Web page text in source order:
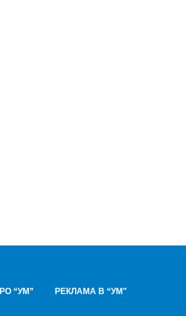
“УМ” РЕКЛАМА В “УМ"